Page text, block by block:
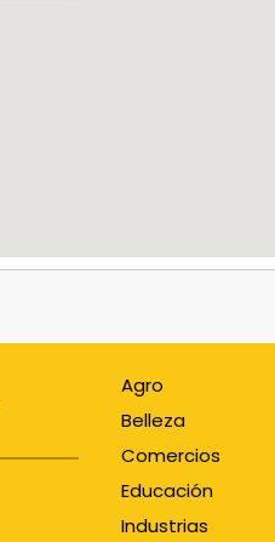
Agro
Belleza
Comercios
Educación
Industrias